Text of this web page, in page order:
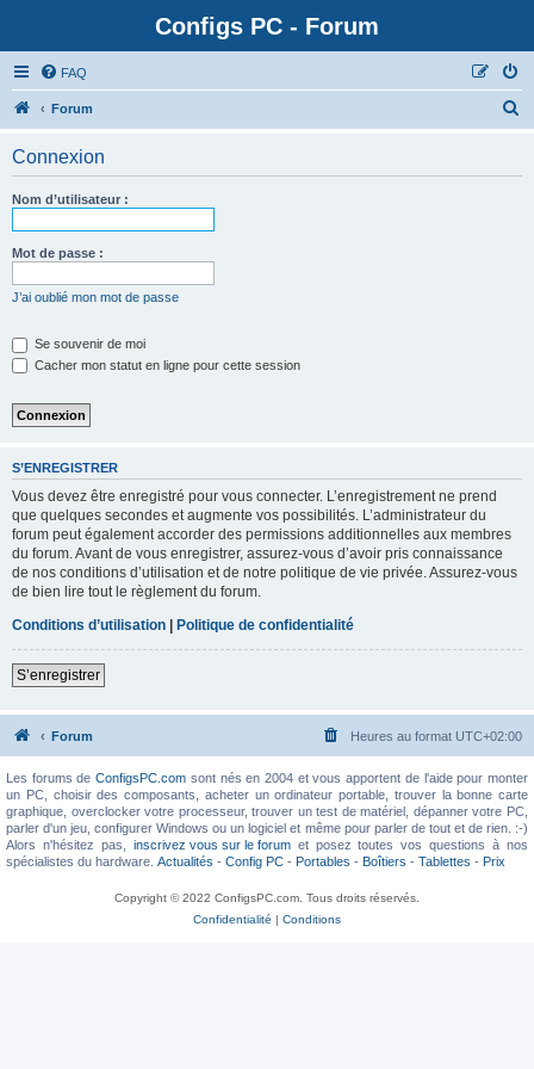
Configs PC - Forum
FAQ
Forum
Connexion
Nom d’utilisateur :
Mot de passe :
J’ai oublié mon mot de passe
Se souvenir de moi
Cacher mon statut en ligne pour cette session
S’ENREGISTRER
Vous devez être enregistré pour vous connecter. L’enregistrement ne prend
que quelques secondes et augmente vos possibilités. L’administrateur du
forum peut également accorder des permissions additionnelles aux membres
du forum. Avant de vous enregistrer, assurez-vous d’avoir pris connaissance
de nos conditions d’utilisation et de notre politique de vie privée. Assurez-vous
de bien lire tout le règlement du forum.
Conditions d’utilisation | Politique de confidentialité
S’enregistrer
Forum Heures au format UTC+02:00
Les forums deConfigsPC.com sont nés en 2004 et vous apportent de l'aide pour monter
un PC, choisir des composants, acheter un ordinateur portable, trouver la bonne carte
graphique, overclocker votre processeur, trouver un test de matériel, dépanner votre PC,
parler d'un jeu, configurer Windows ou un logiciel et même pour parler de tout et de rien. :-)
Alors n'hésitez pas, inscrivez vous sur le forumet posez toutes vos questions à nos
spécialistes du hardware. Actualités - Config PC - Portables - Boîtiers - Tablettes - Prix
Copyright © 2022 ConfigsPC.com. Tous droits réservés.
Confidentialité | Conditions